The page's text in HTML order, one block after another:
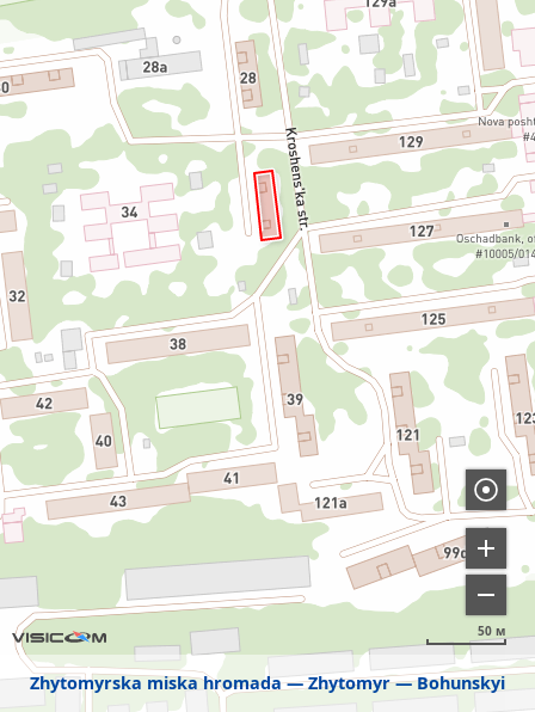
Zhytomyrska miska hromada Zhytomyr Bohunskyi
50 м